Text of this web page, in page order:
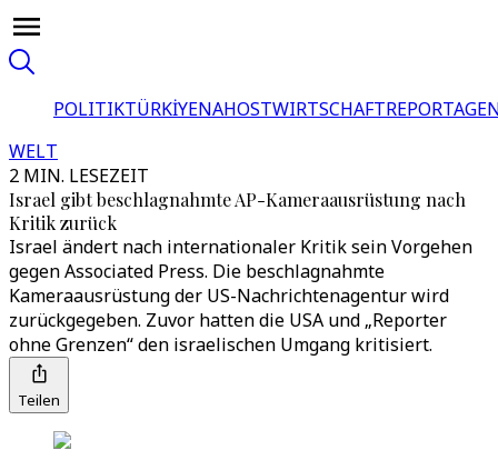
POLITIKTÜRKİYENAHOSTWIRTSCHAFT
WELT
2 MIN. LESEZEIT
Israel gibt beschlagnahmte AP-Kameraausrüstung nach
Kritik zurück
Israel ändert nach internationaler Kritik sein Vorgehen
gegen Associated Press. Die beschlagnahmte
Kameraausrüstung der US-Nachrichtenagentur wird
zurückgegeben. Zuvor hatten die USA und „Reporter
ohne Grenzen“ den israelischen Umgang kritisiert.
Teilen